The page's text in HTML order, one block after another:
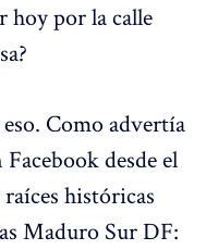
hoy por la calle
Como advertía
desde el
históricas
Maduro Sur DF: